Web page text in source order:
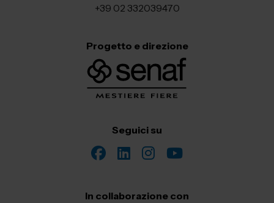
+39 02 332039470
Progetto e direzione
Seguici su
In collaborazione con